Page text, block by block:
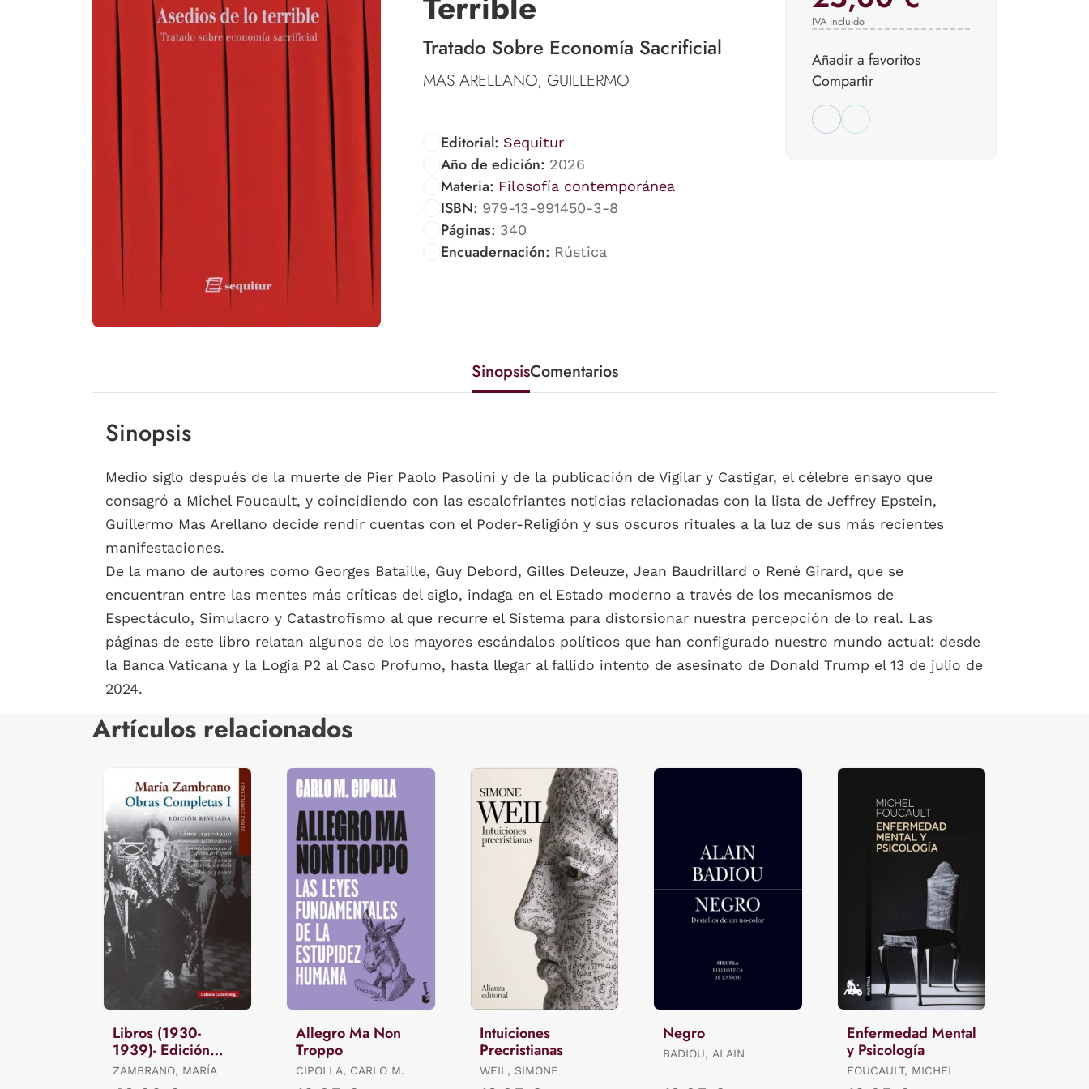
Tratado Sobre Economía Sacrificial
MAS ARELLANO, GUILLERMO
Editorial: Sequitur
Año de edición: 2026
Materia: Filosofía contemporánea
ISBN: 979-13-991450-3-8
Páginas: 340
Encuadernación: Rústica
IVA incluido
Añadir a favoritos
Compartir
SinopsisComentarios
Sinopsis
Medio siglo después de la muerte de Pier Paolo Pasolini y de la publicación de Vigilar y Castigar, el célebre ensayo que
consagró a Michel Foucault, y coincidiendo con las escalofriantes noticias relacionadas con la lista de Jeffrey Epstein,
Guillermo Mas Arellano decide rendir cuentas con el Poder-Religión y sus oscuros rituales a la luz de sus más recientes
manifestaciones.
De la mano de autores como Georges Bataille, Guy Debord, Gilles Deleuze, Jean Baudrillard o René Girard, que se
encuentran entre las mentes más críticas del siglo, indaga en el Estado moderno a través de los mecanismos de
Espectáculo, Simulacro y Catastrofismo al que recurre el Sistema para distorsionar nuestra percepción de lo real. Las
páginas de este libro relatan algunos de los mayores escándalos políticos que han configurado nuestro mundo actual: desde
la Banca Vaticana y la Logia P2 al Caso Profumo, hasta llegar al fallido intento de asesinato de Donald Trump el 13 de julio de
2024.
Artículos relacionados
Libros (1930-
1939)- Edición
Revisada
ZAMBRANO, MARÍA
Allegro Ma Non
Troppo
CIPOLLA, CARLO M.
Intuiciones
Precristianas
WEIL, SIMONE
Negro
BADIOU, ALAIN
Enfermedad Mental
y Psicología
FOUCAULT, MICHEL